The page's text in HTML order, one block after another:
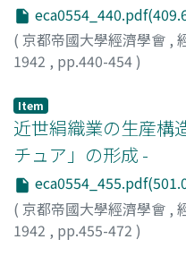
( 京都帝國大學經濟學會 ,
1942 , pp.440-454)
Item
近世絹織業の生産構
チュア」の形成 -
( 京都帝國大學經濟學會 ,
1942 , pp.455-472 )